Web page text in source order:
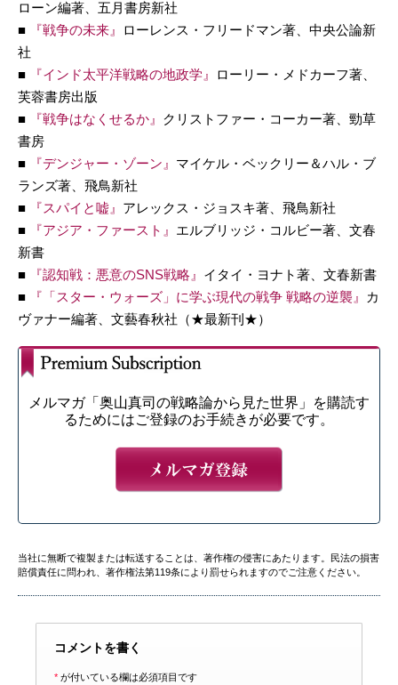
ローン編著、五月書房新社
■
『戦争の未来』
ローレンス・フリードマン著、中央公論新
社
■
『インド太平洋戦略の地政学』
ローリー・メドカーフ著、
芙蓉書房出版
■
『戦争はなくせるか』 クリストファー・コーカー著、勁草
書房
■
『デンジャー・ゾーン』 マイケル・ベックリー＆ハル・ブ
ランズ著、飛鳥新社
■
『スパイと嘘』 アレックス・ジョスキ著、飛鳥新社
■
『アジア・ファースト』 エルブリッジ・コルビー著、文春
新書
■
『認知戦：悪意のSNS戦略』 イタイ・ヨナト著、文春新書
■
『「スター・ウォーズ」 に学ぶ現代の戦争 戦略の逆襲』
カ
ヴァナー編著、文藝春秋社（★最新刊★）
メルマガ「奥山真司の戦略論から見た世界」を購読す
るためにはご登録のお手続きが必要です。
当社に無断で複製または転送することは、著作権の侵害にあたります。民法の損害
賠償責任に問われ、著作権法第119条により罰せられますのでご注意ください。
コメントを書く
* が付いている欄は必須項目です